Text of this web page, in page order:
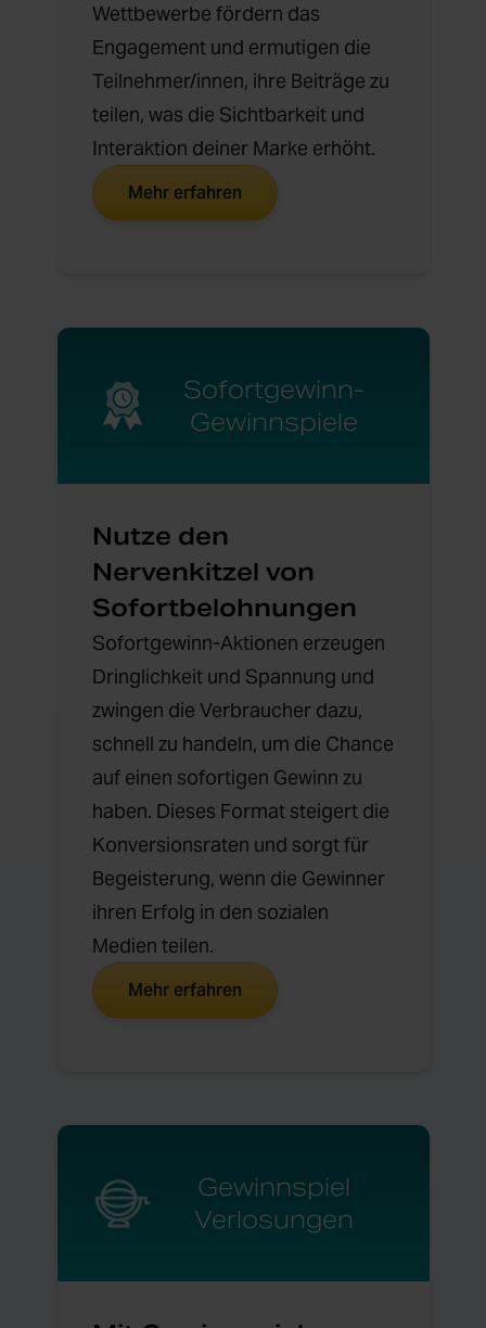
Wettbewerbe fördern das
Engagement und ermutigen die
Teilnehmer/innen, ihre Beiträge zu
teilen, was die Sichtbarkeit und
Interaktion deiner Marke erhöht.
Mehr erfahren
Sofortgewinn-
Gewinnspiele
Nutze den
Nervenkitzel von
Sofortbelohnungen
Sofortgewinn-Aktionen erzeugen
Dringlichkeit und Spannung und
zwingen die Verbraucher dazu,
schnell zu handeln, um die Chance
auf einen sofortigen Gewinn zu
haben. Dieses Format steigert die
Konversionsraten und sorgt für
Begeisterung, wenn die Gewinner
ihren Erfolg in den sozialen
Medien teilen.
Mehr erfahren
Gewinnspiel
Verlosungen